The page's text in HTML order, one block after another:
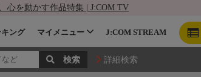
心を動かす作品特集 | J:COM TV
ング マイメニュー J:COM STREAM
詳細検索